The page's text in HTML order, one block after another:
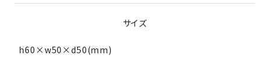
サイズ
h60×w50×d50(mm)